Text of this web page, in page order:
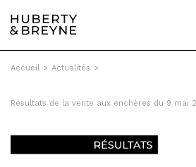
Accueil > Actualités >
Résultats de la vente aux enchères du 9 mai